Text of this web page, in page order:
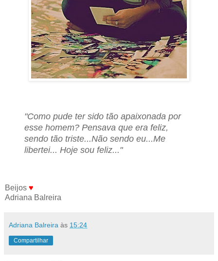
"Como pude ter sido tão apaixonada por
esse homem? Pensava que era feliz,
sendo tão triste...Não sendo eu...Me
libertei... Hoje sou feliz..."
Beijos ♥
Adriana Balreira
Adriana Balreira às 15:24
Compartilhar